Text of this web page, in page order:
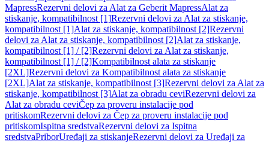
MapressRezervni delovi za Alat za Geberit MapressAlat za
stiskanje, kompatibilnost [1]Rezervni delovi za Alat za stiskanje,
kompatibilnost [1]Alat za stiskanje, kompatibilnost [2]Rezervni
delovi za Alat za stiskanje, kompatibilnost [2]Alat za stiskanje,
kompatibilnost [1] / [2]Rezervni delovi za Alat za stiskanje,
kompatibilnost [1] / [2]Kompatibilnost alata za stiskanje
[2XL]Rezervni delovi za Kompatibilnost alata za stiskanje
[2XL]Alat za stiskanje, kompatibilnost [3]Rezervni delovi za Alat za
stiskanje, kompatibilnost [3]Alat za obradu ceviRezervni delovi za
Alat za obradu ceviČep za proveru instalacije pod
pritiskomRezervni delovi za Čep za proveru instalacije pod
pritiskomIspitna sredstvaRezervni delovi za Ispitna
sredstvaPriborUređaji za stiskanjeRezervni delovi za Uređaji za